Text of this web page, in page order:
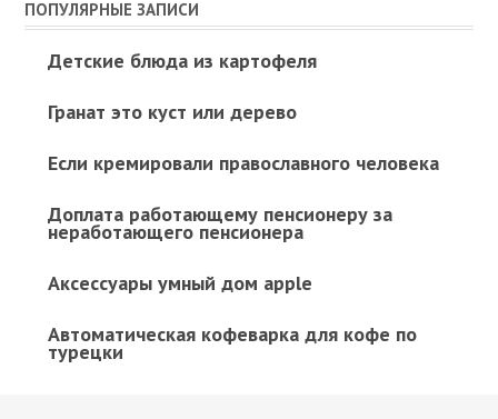
ПОПУЛЯРНЫЕ ЗАПИСИ
Детские блюда из картофеля
Гранат это куст или дерево
Если кремировали православного человека
Доплата работающему пенсионеру за
неработающего пенсионера
Аксессуары умный дом apple
Автоматическая кофеварка для кофе по
турецки